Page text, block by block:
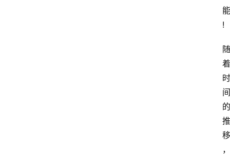
能
!
随
着
时
间
的
推
移
，